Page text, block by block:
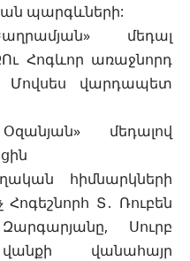
պարգևների:
մեդալ
Հոգևոր առաջնորդ
Մովսես վարդապետ
մեդալով
հիմնարկների
Հոգեշնորհ Տ․ Ռուբեն
Սուրբ
վանահայր